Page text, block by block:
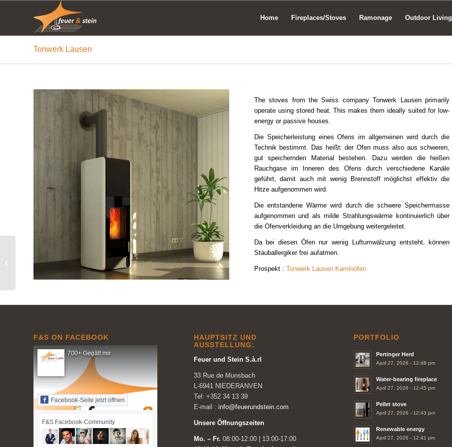
Home Fireplaces/Stoves Ramonage Outdoor Living
Tonwerk Lausen
The stoves from the Swiss company Tonwerk Lausen primarily
operate using stored heat. This makes them ideally suited for low-
energy or passive houses.
Die Speicherleistung eines Ofens im allgemeinen wird durch die
Technik bestimmt. Das heißt: der Ofen muss also aus schweren,
gut speichernden Material bestehen. Dazu werden die heißen
Rauchgase im Inneren des Ofens durch verschiedene Kanäle
geführt, damit auch mit wenig Brennstoff möglichst effektiv die
Hitze aufgenommen wird.
Die entstandene Wärme wird durch die schwere Speichermasse
aufgenommen und als milde Strahlungswärme kontinuierlich über
die Ofenverkleidung an die Umgebung weitergeleitet.
Da bei diesen Öfen nur wenig Luftumwälzung entsteht, können
Stauballergiker frei aufatmen.
Prospekt : Tonwerk Lausen Kaminöfen
F&S ON FACEBOOK
700+ Gegält mir
Facebook-Seite jetzt öffnen
F&S Facebook-Community
HAUPTSITZ UND
AUSSTELLUNG:
Feuer und Stein S.à.rl
33 Rue de Munsbach
L-6941 NIEDERANVEN
Tel: +352 34 13 39
E-mail : info@feuerundstein.com
Unsere Öffnungszeiten
Mo. – Fr. 08:00-12:00 | 13:00-17:00
PORTFOLIO
Pertinger Herd
April 27, 2026 - 12:48 pm
Water-bearing fireplace
April 27, 2026 - 12:45 pm
Pellet stove
April 27, 2026 - 12:43 pm
Renewable energy
April 27, 2026 - 12:41 pm
Bathyscafocus Hublot